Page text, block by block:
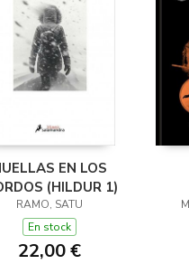
EN LOS
(HILDUR 1)
RAMO, SATU
En stock
22,00 €